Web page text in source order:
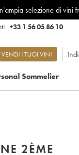
selezione di vini
|+33 1 56 05 86 10
VENDI I TUOI VINI
Sommelier
2ÈME